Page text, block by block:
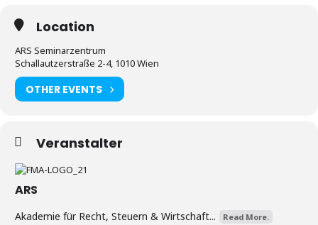
Location
ARS Seminarzentrum
Schallautzerstraße 2-4, 1010 Wien
OTHER EVENTS
Veranstalter
ARS
Akademie für Recht, Steuern & Wirtschaft... Read More.